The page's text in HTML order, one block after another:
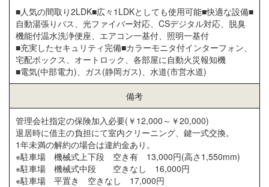
■人気の間取り2LDK■広々1LDKとしても使用可能■快適な設備■
自動湯張りバス、光ファイバー対応、CSデジタル対応、脱臭
機能付温水洗浄便座、エアコン一基付、照明一基付
■充実したセキュリティ完備■カラーモニタ付インターフォン、
宅配ボックス、オートロック、各部屋に自動火災報知機
■電気(中部電力)、ガス(静岡ガス)、水道(市営水道)
備考
管理会社指定の保険加入必要(￥12,000～￥20,000)
退居時に借主の負担にて室内クリーニング、鍵一式交換。
1年未満の解約の場合は違約金あり。
※駐車場 機械式上下段 空き有 13,000円(高さ1,550mm)
※駐車場 機械式中段 空きなし 16,000円
※駐車場 平置き 空きなし 17,000円